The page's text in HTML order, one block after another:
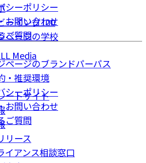
ーイング100
ページの学校
Media
シーポリシー
お問い合わせ
ご質問
ページのブランドパーパス
・推奨環境
シーポリシー
お問い合わせ
ご質問
ートサイト
リース
イアンス相談窓⼝